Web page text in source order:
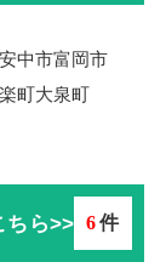
安中市富岡市
町大泉町
ちら>> 6件